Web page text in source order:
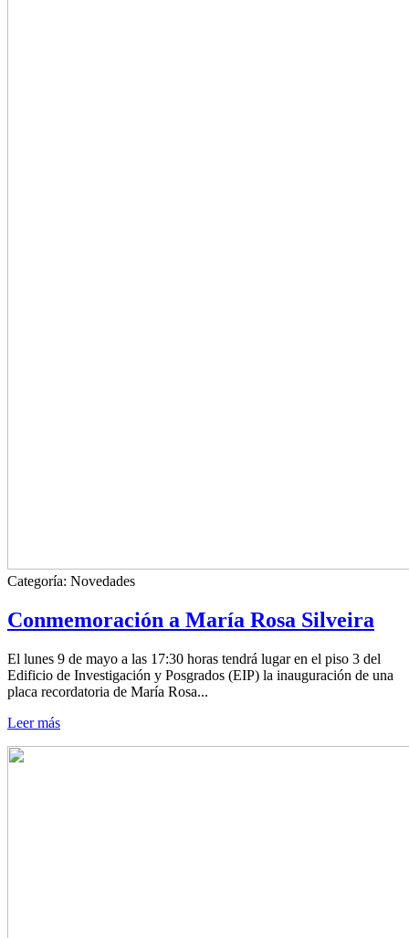
Categoría: Novedades
Conmemoración a María Rosa Silveira
El lunes 9 de mayo a las 17:30 horas tendrá lugar en el piso 3 del
Edificio de Investigación y Posgrados (EIP) la inauguración de una
placa recordatoria de María Rosa...
Leer más